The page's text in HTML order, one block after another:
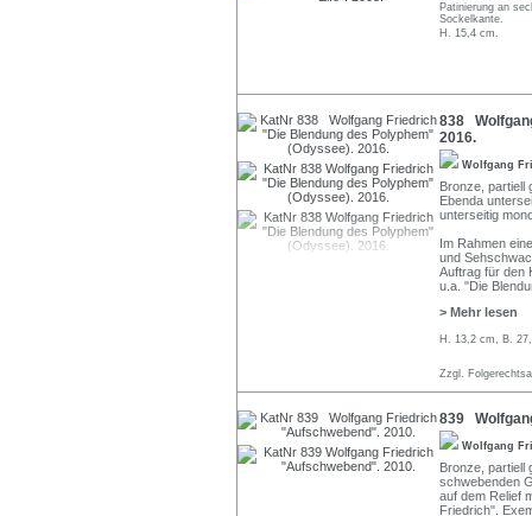
Patinierung an
Sockelkante.
H. 15,4 cm.
838
2016.
Wolfgang
Bronze, partiell
Ebenda
unterseitig
Im Rahmen
und
Auftrag für den
u.a. "Die
> Mehr lesen
H. 13,2 cm, B.
Zzgl.
839
Wolfgang
Bronze, partiell
schwebenden
auf dem Relief
Friedrich".